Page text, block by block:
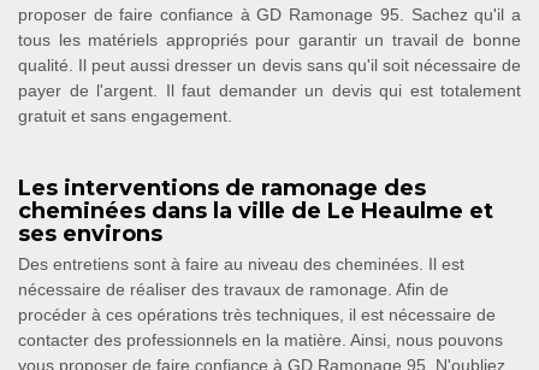
proposer de faire confiance à GD Ramonage 95. Sachez qu'il a
tous les matériels appropriés pour garantir un travail de bonne
qualité. Il peut aussi dresser un devis sans qu'il soit nécessaire de
payer de l'argent. Il faut demander un devis qui est totalement
gratuit et sans engagement.
Les interventions de ramonage des
cheminées dans la ville de Le Heaulme et
ses environs
Des entretiens sont à faire au niveau des cheminées. Il est
nécessaire de réaliser des travaux de ramonage. Afin de
procéder à ces opérations très techniques, il est nécessaire de
contacter des professionnels en la matière. Ainsi, nous pouvons
vous proposer de faire confiance à GD Ramonage 95. N'oubliez